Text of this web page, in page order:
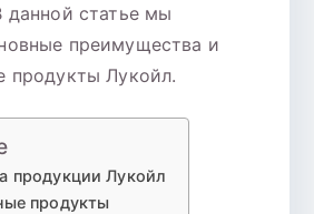
статье мы
преимущества и
продукты Лукойл.
продукции Лукойл
продукты